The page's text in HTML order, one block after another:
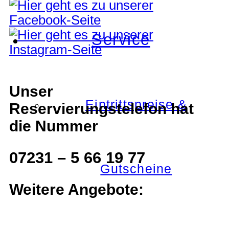
Service
Eintrittspreise &
Gutscheine
Unser
Reservierungstelefon hat
die Nummer
07231 – 5 66 19 77
Weitere Angebote: